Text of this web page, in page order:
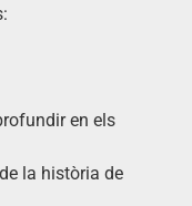
en els
la història de